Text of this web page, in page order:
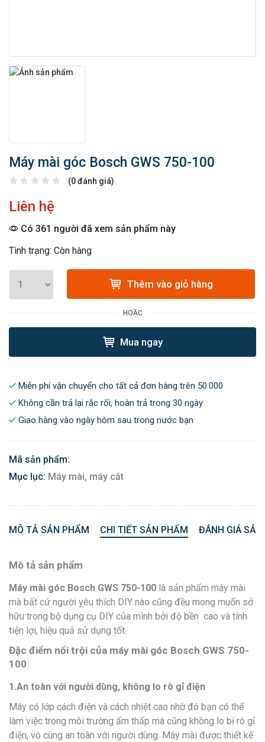
Máy mài góc Bosch GWS 750-100
(0 đánh giá)
Liên hệ
Có 361 người đã xem sản phẩm này
Tình trạng: Còn hàng
Thêm vào giỏ hàng
HOẶC
Mua ngay
Miễn phí vận chuyển cho tất cả đơn hàng trên 50.000
Không cần trả lại rắc rối, hoàn trả trong 30 ngày
Giao hàng vào ngày hôm sau trong nước bạn
Mã sản phẩm:
Mục lục: Máy mài, máy cắt
MÔ TẢ SẢN PHẨM CHI TIẾT SẢN PHẨM ĐÁNH GIÁ
Mô tả sản phẩm
Máy mài góc Bosch GWS 750-100 là sản phẩm máy mài
mà bất cứ người yêu thích DIY nào cũng đều mong muốn sở
hữu trong bộ dụng cụ DIY của mình bởi độ bền cao và tính
tiện lợi, hiệu quả sử dụng tốt.
Đặc điểm nổi trội của máy mài góc Bosch GWS 750-
100
1.An toàn với người dùng, không lo rò gỉ điện
Máy có lớp cách điện và cách nhiệt cao nhờ đó bạn có thể
làm việc trong môi trường ẩm thấp mà cũng không lo bị rò gỉ
điện, vô cùng an toàn với người dùng. Máy mài được thiết kế